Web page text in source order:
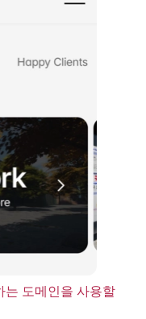
는 도메인을 사용할